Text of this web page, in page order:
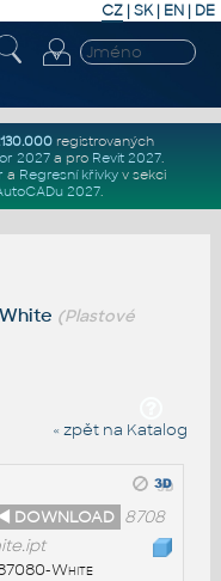
CZ | SK| EN | DE
registrovaných
2027a pro Revit 2027.
a Regresní křivkyv sekci
2027.
(Plastové
« zpět na Katalog
DOWNLOAD 8708
White